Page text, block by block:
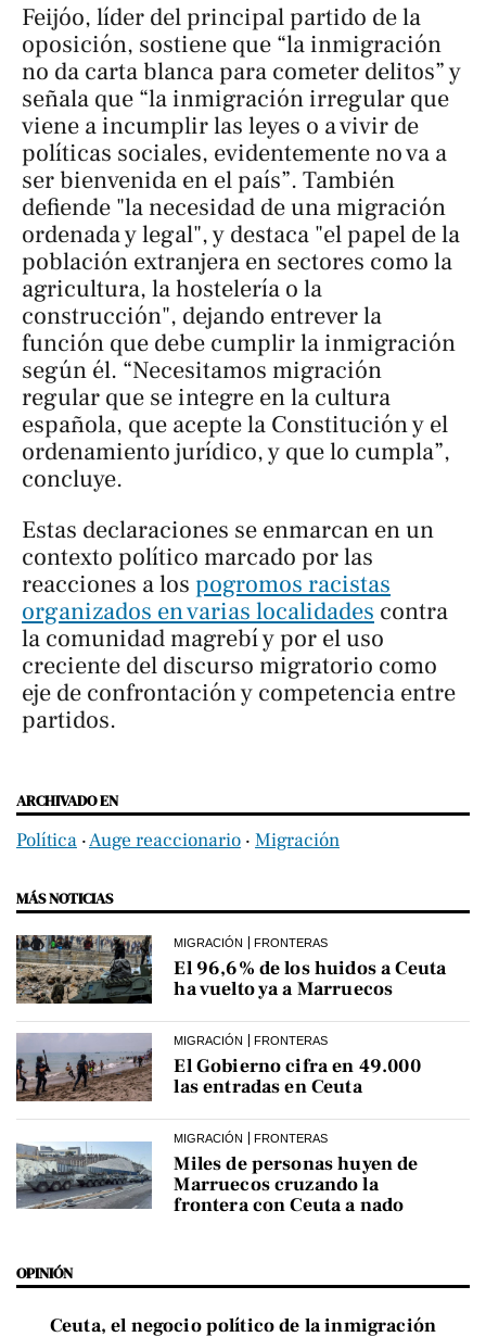
Feijóo, líder del principal partido de la
oposición, sostiene que “la inmigración
no da carta blanca para cometer delitos” y
señala que “la inmigración irregular que
viene a incumplir las leyes o a vivir de
políticas sociales, evidentemente no va a
ser bienvenida en el país”. También
defiende "la necesidad de una migración
ordenada y legal", y destaca "el papel de la
población extranjera en sectores como la
agricultura, la hostelería o la
construcción", dejando entrever la
función que debe cumplir la inmigración
según él. “Necesitamos migración
regular que se integre en la cultura
española, que acepte la Constitución y el
ordenamiento jurídico, y que lo cumpla”,
concluye.
Estas declaraciones se enmarcan en un
contexto político marcado por las
reacciones a los pogromos racistas
organizados en varias localidades contra
la comunidad magrebí y por el uso
creciente del discurso migratorio como
eje de confrontación y competencia entre
partidos.
ARCHIVADO EN
Política ‧Auge reaccionario ‧ Migración
MÁS NOTICIAS
MIGRACIÓN FRONTERAS
El 96,6% de los huidos a Ceuta
ha vuelto ya a Marruecos
MIGRACIÓN FRONTERAS
El Gobierno cifra en 49.000
las entradas en Ceuta
MIGRACIÓN FRONTERAS
Miles de personas huyen de
Marruecos cruzando la
frontera con Ceuta a nado
OPINIÓN
Ceuta, el negocio político de la inmigración